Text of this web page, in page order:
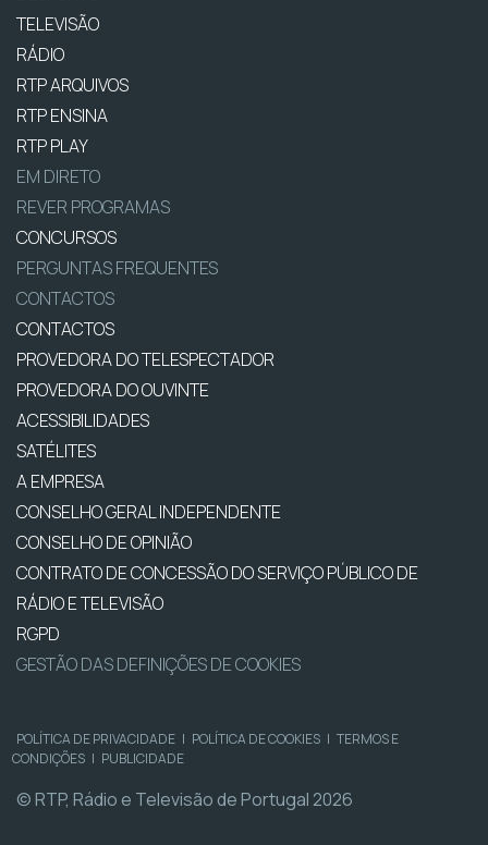
TELEVISÃO
RÁDIO
RTP ARQUIVOS
RTP ENSINA
RTP PLAY
EM DIRETO
REVER PROGRAMAS
CONCURSOS
PERGUNTAS FREQUENTES
CONTACTOS
CONTACTOS
PROVEDORA DO TELESPECTADOR
PROVEDORA DO OUVINTE
ACESSIBILIDADES
SATÉLITES
A EMPRESA
CONSELHO GERAL INDEPENDENTE
CONSELHO DE OPINIÃO
CONTRATO DE CONCESSÃO DO SERVIÇO PÚBLICO DE
RÁDIO E TELEVISÃO
RGPD
GESTÃO DAS DEFINIÇÕES DE COOKIES
POLÍTICA DE PRIVACIDADE | POLÍTICA DE COOKIES | TERMOS E
CONDIÇÕES | PUBLICIDADE
© RTP, Rádio e Televisão de Portugal 2026